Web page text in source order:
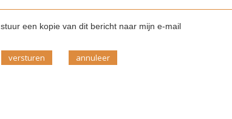
stuur een kopie van dit bericht naar mijn e-mail
versturen